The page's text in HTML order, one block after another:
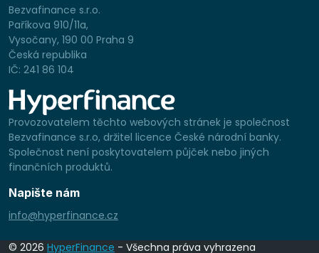
Bezvafinance s.r.o.
Paříkova 910/11a,
Vysočany, 190 00 Praha 9
Česká republika
IČ: 241 86 104
Provozovatelem těchto webových stránek je společnost
Bezvafinance s.r.o, držitel licence České národní banky.
Společnost není poskytovatelem půjček nebo jiných
finančních produktů.
Napište nám
info@hyperfinance.cz
© 2026 HyperFinance - Všechna práva vyhrazena